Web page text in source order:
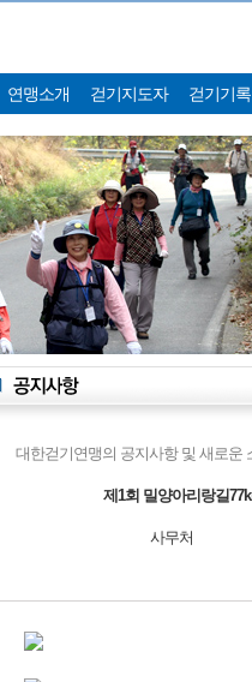
연맹소개 걷기지도자 걷기기
대한걷기연맹의 공지사항 및 새로운
제1회 밀양아리랑길
사무처